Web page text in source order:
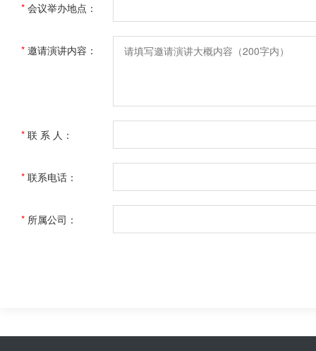
* 会议举办地点：
* 邀请演讲内容：
* 联 系 人：
* 联系电话：
* 所属公司：